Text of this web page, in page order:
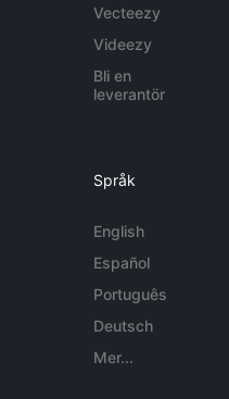
Vecteezy
Videezy
Bli en
leverantör
Språk
English
Español
Português
Deutsch
Mer...